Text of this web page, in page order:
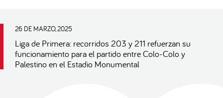
26 DE MARZO, 2025
Liga de Primera: recorridos 203 y 211 refuerzan su
funcionamiento para el partido entre Colo-Colo y
Palestino en el Estadio Monumental